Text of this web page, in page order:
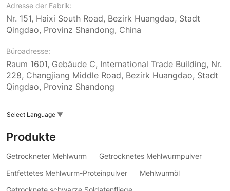
Adresse der Fabrik:
Nr. 151, Haixi South Road, Bezirk Huangdao, Stadt
Qingdao, Provinz Shandong, China
Büroadresse:
Raum 1601, Gebäude C, International Trade Building, Nr.
228, Changjiang Middle Road, Bezirk Huangdao, Stadt
Qingdao, Provinz Shandong
Select Language ▼
Produkte
Getrockneter Mehlwurm
Getrocknetes Mehlwurmpulver
Entfettetes Mehlwurm-Proteinpulver
Mehlwurmöl